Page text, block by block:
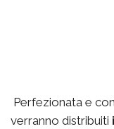
Perfezionata e
verranno distribuiti